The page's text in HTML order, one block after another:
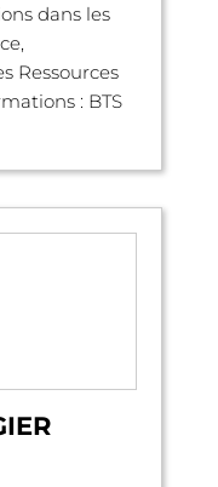
dans les
Ressources
: BTS